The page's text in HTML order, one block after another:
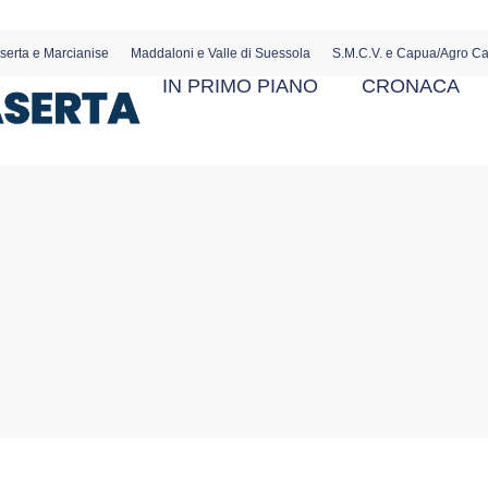
e Marcianise Maddaloni e Valle di Suessola S.M.C.V. e Capua/Agro
IN PRIMO PIANO CRONACA